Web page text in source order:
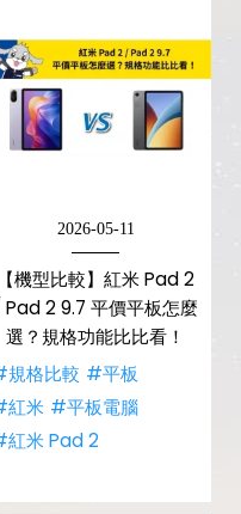
2026-05-11
【機型比較】紅米 Pad 2
Pad 2 9.7 平價平板怎麼
選？規格功能比比看！
格比較 #平板
米 #平板電腦
米 Pad 2